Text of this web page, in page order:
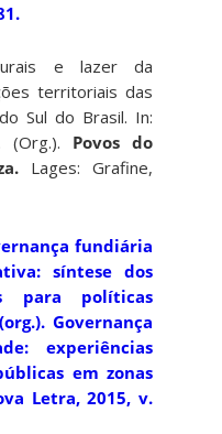
e lazer da
territoriais das
Sul do Brasil. In:
(Org.). Povos do
Lages: Grafine,
fundiária
síntese dos
para políticas
Governança
: experiências
em zonas
Letra, 2015, v.